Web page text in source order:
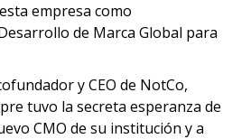
empresa como
de Marca Global para
y CEO de NotCo,
tuvo la secreta esperanza de
CMO de su institución y a